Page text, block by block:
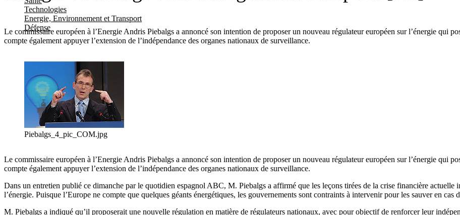
Technologies
Energie, Environnement et Transport
Défense
Le commissaire européen à l’Energie Andris Piebalgs a annoncé son intention de proposer un nouveau régulateur européen sur l’énergie qui
compte également appuyer l’extension de l’indépendance des organes nationaux de surveillance.
Piebalgs_4_pic_COM.jpg
Le commissaire européen à l’Energie Andris Piebalgs a annoncé son intention de proposer un nouveau régulateur européen sur l’énergie qui
compte également appuyer l’extension de l’indépendance des organes nationaux de surveillance.
Dans un entretien publié ce dimanche par le quotidien espagnol ABC, M. Piebalgs a affirmé que les leçons tirées de la crise financière actuelle
l’énergie. Puisque l’Europe ne compte que quelques géants énergétiques, les gouvernements sont contraints à intervenir pour les sauver en cas
M. Piebalgs a indiqué qu’il proposerait une nouvelle régulation en matière de régulateurs nationaux, avec pour objectif de renforcer leur